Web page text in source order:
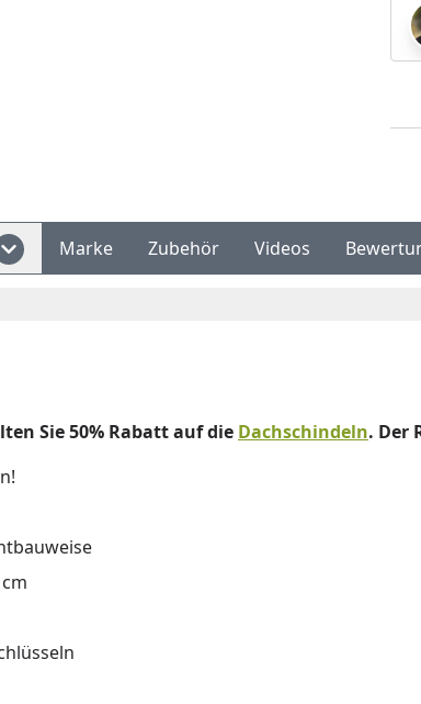
Marke Zubehör Videos
Sie 50% Rabatt auf die Dachschindeln. Der